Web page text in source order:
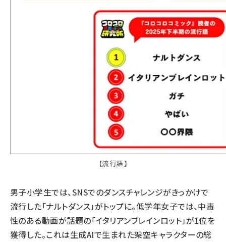
【流行語】
男子小学生では、SNSでのダンスチャレンジがきっかけで
流行した「ナルトダンス」がトップに。低学年女子では、中毒
性のある動画が話題の「イタリアンブレインロット」が1位を
獲得した。これは生成AIで生まれた架空キャラクターの総